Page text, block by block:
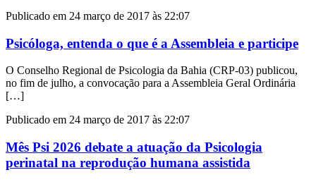
Publicado em 24 março de 2017 às 22:07
Psicóloga, entenda o que é a Assembleia e participe
O Conselho Regional de Psicologia da Bahia (CRP-03) publicou,
no fim de julho, a convocação para a Assembleia Geral Ordinária
[…]
Publicado em 24 março de 2017 às 22:07
Mês Psi 2026 debate a atuação da Psicologia
perinatal na reprodução humana assistida